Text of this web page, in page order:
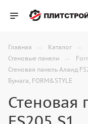
Главная — Каталог —
Стеновые панели —
Стеновая панель Алаид
Бумага, FORM&STYLE
Стеновая